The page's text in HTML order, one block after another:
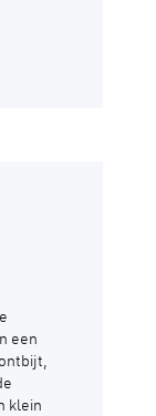
een
klein